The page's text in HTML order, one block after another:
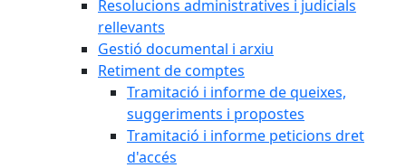
Resolucions administratives i judicials
rellevants
Gestió documental i arxiu
Retiment de comptes
Tramitació i informe de queixes,
suggeriments i propostes
Tramitació i informe peticions dret
d'accés